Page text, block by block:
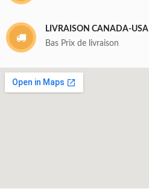
LIVRAISON CANADA-USA
Bas Prix de livraison